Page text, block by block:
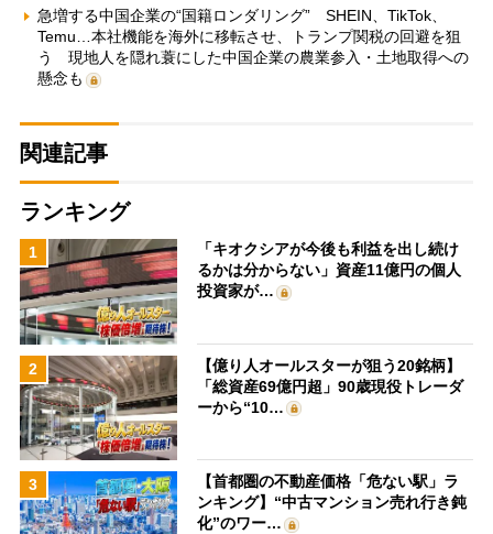
急増する中国企業の“国籍ロンダリング” SHEIN、TikTok、
Temu…本社機能を海外に移転させ、トランプ関税の回避を狙
う 現地人を隠れ蓑にした中国企業の農業参入・土地取得への
懸念も
関連記事
ランキング
1
「キオクシアが今後も利益を出し続け
るかは分からない」資産11億円の個人
投資家が…
2
【億り人オールスターが狙う20銘柄】
「総資産69億円超」90歳現役トレーダ
ーから“10…
3
【首都圏の不動産価格「危ない駅」ラ
ンキング】“中古マンション売れ行き鈍
化”のワー…